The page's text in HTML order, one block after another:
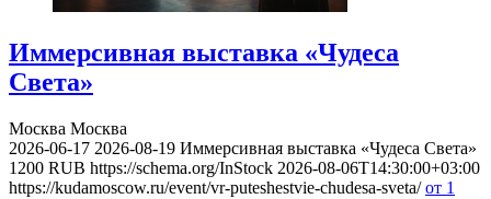
Иммерсивная выставка «Чудеса
Света»
Москва Москва
2026-06-17 2026-08-19 Иммерсивная выставка «Чудеса Света»
1200 RUB https://schema.org/InStock 2026-08-06T14:30:00+03:00
https://kudamoscow.ru/event/vr-puteshestvie-chudesa-sveta/ от 1